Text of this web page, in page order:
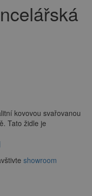
kovovou svařovanou
Tato židle je
showroom